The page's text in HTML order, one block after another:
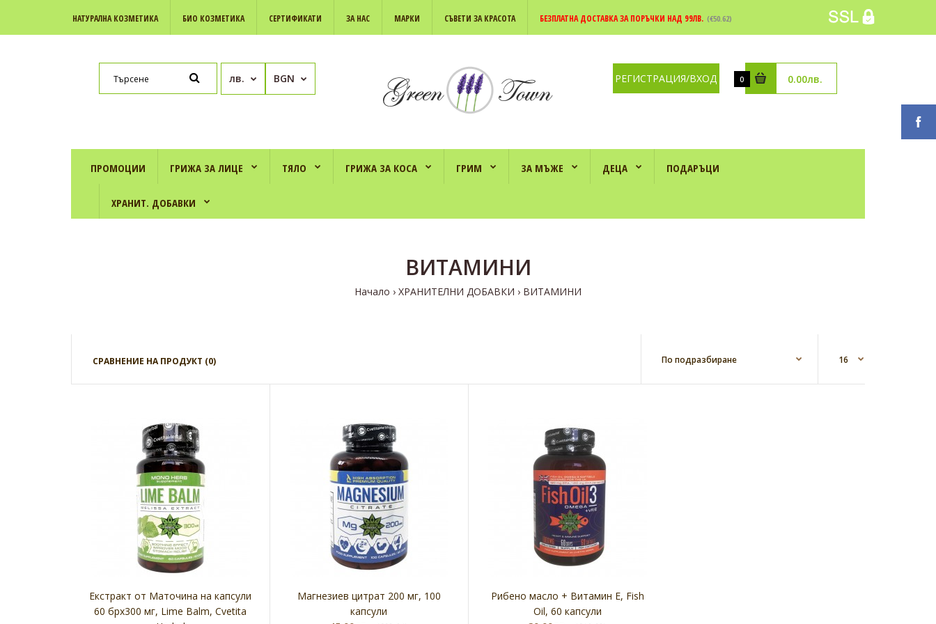
НАТУРАЛНА КОЗМЕТИКА БИО КОЗМЕТИКА СЕРТИФИКАТИ ЗА НАС МАРКИ СЪВЕТИ ЗА КРАСОТА БЕЗПЛАТНА ДОСТАВКА ЗА ПОРЪЧКИ НАД 99ЛВ. (€50.62)
лв. BGN РЕГИСТРАЦИЯ/ВХОД 0 0.00лв.
ПРОМОЦИИ ГРИЖА ЗА ЛИЦЕ ТЯЛО ГРИЖА ЗА КОСА ГРИМ ЗА МЪЖЕ ДЕЦА ПОДАРЪЦИ
ХРАНИТ. ДОБАВКИ
ВИТАМИНИ
Начало ХРАНИТЕЛНИ ДОБАВКИ ВИТАМИНИ
СРАВНЕНИЕ НА ПРОДУКТ (0)
Екстракт от Маточина на капсули 60
брх300 мг, Lime Balm, Cvetita Herbal
24.00лв. (€12.27)
Екстракт от Маточина на капсул..
Екстракт от Маточина на капсули
60 брх300 мг, Lime Balm, Cvetita
Магнезиев цитрат 200 мг, 100
капсули
Рибено масло + Витамин Е, Fish
Oil, 60 капсули